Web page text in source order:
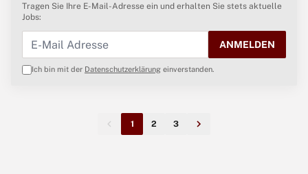
Tragen Sie Ihre E-Mail-Adresse ein und erhalten Sie stets aktuelle
Jobs:
ANMELDEN
Ich bin mit der Datenschutzerklärung einverstanden.
1 2 3